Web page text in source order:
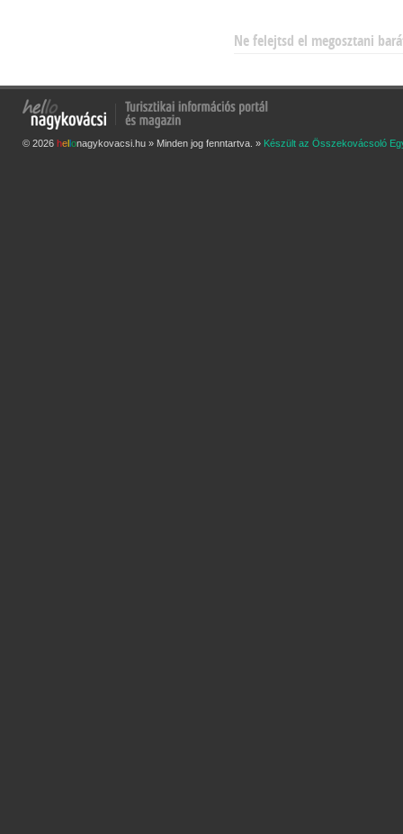
Ne felejtsd el megosztani
© 2026 hellonagykovacsi.hu » Minden jog fenntartva. » Készült az Összekovácsoló